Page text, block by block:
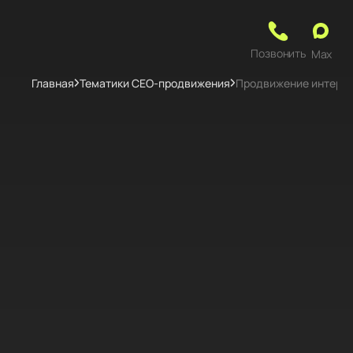
Позвонить Max
Главная Тематики СЕО-продвижения Продвижение